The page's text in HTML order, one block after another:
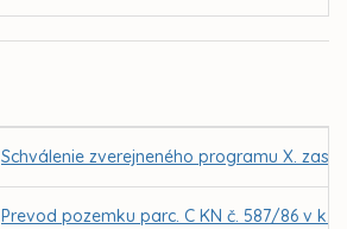
Schválenie zverejneného programu X.
Prevod pozemku parc. C KN č. 587/86 v